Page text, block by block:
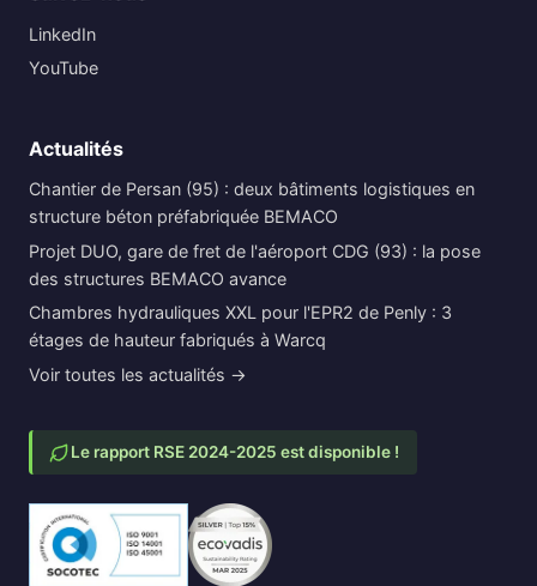
LinkedIn
YouTube
Actualités
Chantier de Persan (95) : deux bâtiments logistiques en
structure béton préfabriquée BEMACO
Projet DUO, gare de fret de l'aéroport CDG (93) : la pose
des structures BEMACO avance
Chambres hydrauliques XXL pour l'EPR2 de Penly : 3
étages de hauteur fabriqués à Warcq
Voir toutes les actualités →
Le rapport RSE 2024-2025 est disponible !